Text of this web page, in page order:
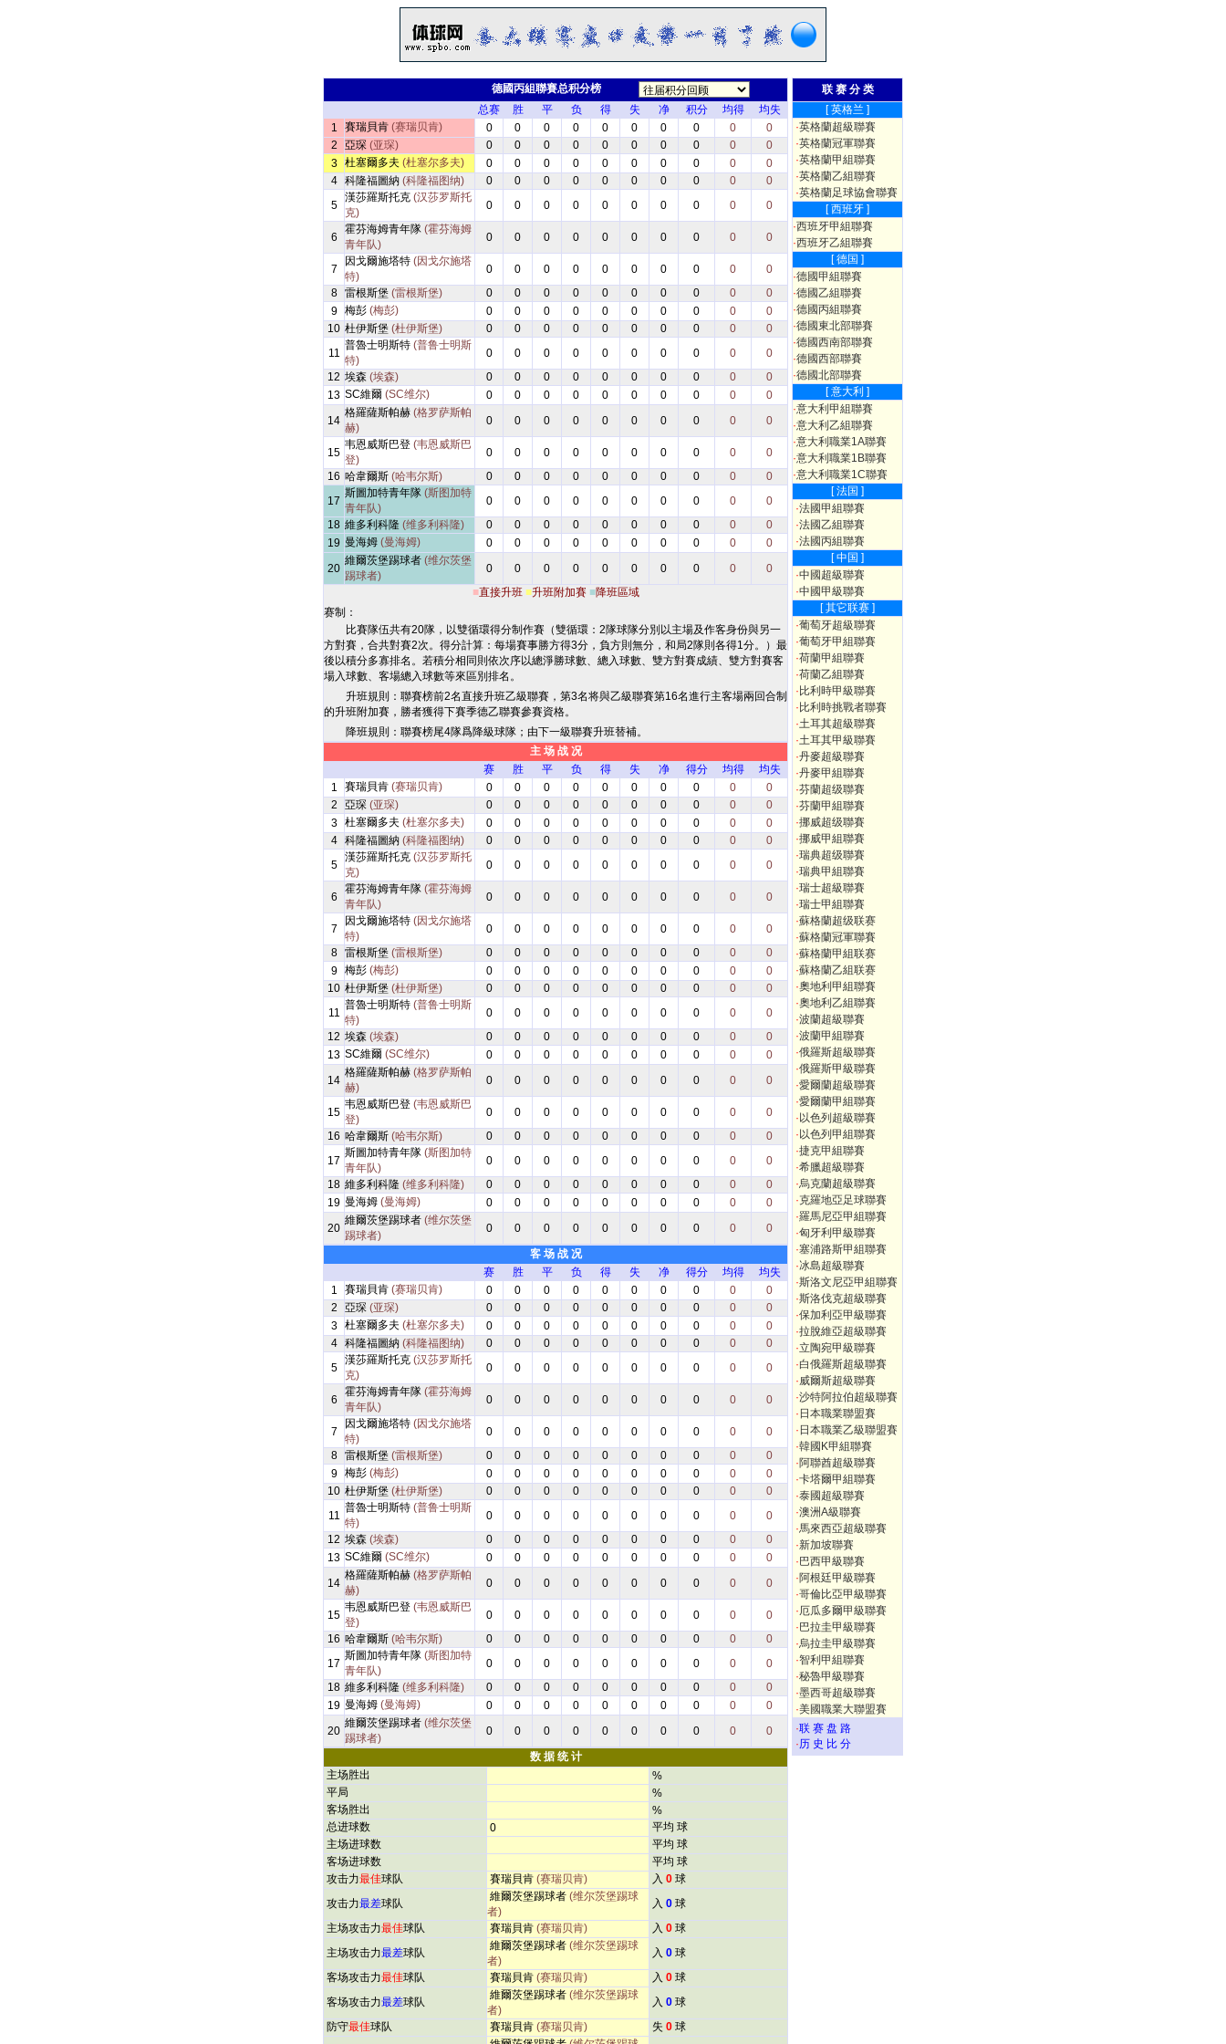
德國丙組聯賽总积分榜
总赛
胜 平 负 得 失 净 积分 均得
均失
1
賽瑞貝肯 (赛瑞贝肯) 0 0 0 0 0 0 0 0 0
0
2
亞琛 (亚琛) 0 0 0 0 0 0 0 0 0
0
3
杜塞爾多夫 (杜塞尔多夫) 0 0 0 0 0 0 0 0 0
0
4
科隆福圖納 (科隆福图纳) 0 0 0 0 0 0 0 0 0
0
5
漢莎羅斯托克 (汉莎罗斯托
克)
0 0 0 0 0 0 0 0 0 0
6
霍芬海姆青年隊 (霍芬海姆
青年队)
0 0 0 0 0 0 0 0 0 0
7
因戈爾施塔特 (因戈尔施塔
特)
0 0 0 0 0 0 0 0 0
0
8
雷根斯堡 (雷根斯堡) 0 0 0 0 0 0 0 0 0
0
9
梅彭 (梅彭) 0 0 0 0 0 0 0 0 0
0
10 杜伊斯堡 (杜伊斯堡) 0 0 0 0 0 0 0 0 0
0
11
普魯士明斯特 (普鲁士明斯
特)
0 0 0 0 0 0 0 0 0
0
12 埃森 (埃森) 0 0 0 0 0 0 0 0 0
0
13 SC維爾 (SC维尔) 0 0 0 0 0 0 0 0 0
0
14
格羅薩斯帕赫 (格罗萨斯帕
赫)
0 0 0 0 0 0 0 0 0 0
15
韦恩威斯巴登 (韦恩威斯巴
登)
0 0 0 0 0 0 0 0 0
0
16 哈韋爾斯 (哈韦尔斯) 0 0 0 0 0 0 0 0 0
0
17
斯圖加特青年隊 (斯图加特
青年队)
0 0 0 0 0 0 0 0 0
0
18 維多利科隆 (维多利科隆) 0 0 0 0 0 0 0 0 0
0
19 曼海姆 (曼海姆) 0 0 0 0 0 0 0 0 0
0
20
維爾茨堡踢球者 (维尔茨堡
踢球者)
0 0 0 0 0 0 0 0 0
0
■直接升班 ■升班附加賽 ■降班區域
赛制：
比賽隊伍共有20隊，以雙循環得分制作賽（雙循環：2隊球隊分別以主場及作客身份與另一
方對賽，合共對賽2次。得分計算：每場賽事勝方得3分，負方則無分，和局2隊則各得1分。）最
後以積分多寡排名。若積分相同則依次序以總淨勝球數、總入球數、雙方對賽成績、雙方對賽客
場入球數、客場總入球數等來區別排名。
升班規則：聯賽榜前2名直接升班乙級聯賽，第3名将與乙級聯賽第16名進行主客場兩回合制
的升班附加賽，勝者獲得下賽季德乙聯賽參賽資格。
降班規則：聯賽榜尾4隊爲降級球隊；由下一級聯賽升班替補。
主 场 战 况
赛
胜 平 负 得 失 净 得分 均得
均失
1
賽瑞貝肯 (赛瑞贝肯) 0 0 0 0 0 0 0 0 0
0
2
亞琛 (亚琛) 0 0 0 0 0 0 0 0 0
0
3
杜塞爾多夫 (杜塞尔多夫) 0 0 0 0 0 0 0 0 0
0
4
科隆福圖納 (科隆福图纳) 0 0 0 0 0 0 0 0 0
0
5
漢莎羅斯托克 (汉莎罗斯托
克)
0 0 0 0 0 0 0 0 0 0
6
霍芬海姆青年隊 (霍芬海姆
青年队)
0 0 0 0 0 0 0 0 0 0
7
因戈爾施塔特 (因戈尔施塔
特)
0 0 0 0 0 0 0 0 0
0
8
雷根斯堡 (雷根斯堡) 0 0 0 0 0 0 0 0 0
0
9
梅彭 (梅彭) 0 0 0 0 0 0 0 0 0
0
10 杜伊斯堡 (杜伊斯堡) 0 0 0 0 0 0 0 0 0
0
11
普魯士明斯特 (普鲁士明斯
特)
0 0 0 0 0 0 0 0 0
0
12 埃森 (埃森) 0 0 0 0 0 0 0 0 0
0
13 SC維爾 (SC维尔) 0 0 0 0 0 0 0 0 0
0
14
格羅薩斯帕赫 (格罗萨斯帕
赫)
0 0 0 0 0 0 0 0 0 0
15
韦恩威斯巴登 (韦恩威斯巴
登)
0 0 0 0 0 0 0 0 0
0
16 哈韋爾斯 (哈韦尔斯) 0 0 0 0 0 0 0 0 0
0
17
斯圖加特青年隊 (斯图加特
青年队)
0 0 0 0 0 0 0 0 0
0
18 維多利科隆 (维多利科隆) 0 0 0 0 0 0 0 0 0
0
19 曼海姆 (曼海姆) 0 0 0 0 0 0 0 0 0
0
20
維爾茨堡踢球者 (维尔茨堡
踢球者)
0 0 0 0 0 0 0 0 0
0
客 场 战 况
赛
胜 平 负 得 失 净 得分 均得
均失
1
賽瑞貝肯 (赛瑞贝肯) 0 0 0 0 0 0 0 0 0
0
2
亞琛 (亚琛) 0 0 0 0 0 0 0 0 0
0
3
杜塞爾多夫 (杜塞尔多夫) 0 0 0 0 0 0 0 0 0
0
4
科隆福圖納 (科隆福图纳) 0 0 0 0 0 0 0 0 0
0
5
漢莎羅斯托克 (汉莎罗斯托
克)
0 0 0 0 0 0 0 0 0 0
6
霍芬海姆青年隊 (霍芬海姆
青年队)
0 0 0 0 0 0 0 0 0 0
7
因戈爾施塔特 (因戈尔施塔
特)
0 0 0 0 0 0 0 0 0
0
8
雷根斯堡 (雷根斯堡) 0 0 0 0 0 0 0 0 0
0
9
梅彭 (梅彭) 0 0 0 0 0 0 0 0 0
0
10 杜伊斯堡 (杜伊斯堡) 0 0 0 0 0 0 0 0 0
0
11
普魯士明斯特 (普鲁士明斯
特)
0 0 0 0 0 0 0 0 0
0
12 埃森 (埃森) 0 0 0 0 0 0 0 0 0
0
13 SC維爾 (SC维尔) 0 0 0 0 0 0 0 0 0
0
14
格羅薩斯帕赫 (格罗萨斯帕
赫)
0 0 0 0 0 0 0 0 0 0
15
韦恩威斯巴登 (韦恩威斯巴
登)
0 0 0 0 0 0 0 0 0
0
16 哈韋爾斯 (哈韦尔斯) 0 0 0 0 0 0 0 0 0
0
17
斯圖加特青年隊 (斯图加特
青年队)
0 0 0 0 0 0 0 0 0
0
18 維多利科隆 (维多利科隆) 0 0 0 0 0 0 0 0 0
0
19 曼海姆 (曼海姆) 0 0 0 0 0 0 0 0 0
0
20
維爾茨堡踢球者 (维尔茨堡
踢球者)
0 0 0 0 0 0 0 0 0
0
数 据 统 计
主场胜出
%
平局
%
客场胜出
%
总进球数
0
平均 球
主场进球数
平均 球
客场进球数
平均 球
攻击力最佳球队 賽瑞貝肯 (赛瑞贝肯) 入 0 球
攻击力最差球队
維爾茨堡踢球者 (维尔茨堡踢球
者)
入 0 球
主场攻击力最佳球队 賽瑞貝肯 (赛瑞贝肯) 入 0 球
主场攻击力最差球队
維爾茨堡踢球者 (维尔茨堡踢球
者)
入 0 球
客场攻击力最佳球队 賽瑞貝肯 (赛瑞贝肯) 入 0 球
客场攻击力最差球队
維爾茨堡踢球者 (维尔茨堡踢球
者)
入 0 球
防守最佳球队 賽瑞貝肯 (赛瑞贝肯) 失 0 球
联 赛 分 类
[ 英格兰 ]
·英格蘭超級聯賽
·英格蘭冠軍聯賽
·英格蘭甲組聯賽
·英格蘭乙組聯賽
·英格蘭足球協會聯賽
[ 西班牙 ]
·西班牙甲組聯賽
·西班牙乙組聯賽
[ 德国 ]
·德國甲組聯賽
·德國乙組聯賽
·德國丙組聯賽
·德國東北部聯賽
·德國西南部聯賽
·德國西部聯賽
·德國北部聯賽
[ 意大利 ]
·意大利甲組聯賽
·意大利乙組聯賽
·意大利職業1A聯賽
·意大利職業1B聯賽
·意大利職業1C聯賽
[ 法国 ]
·法國甲組聯賽
·法國乙組聯賽
·法國丙組聯賽
[ 中国 ]
·中國超級聯賽
·中國甲級聯賽
[ 其它联赛 ]
·葡萄牙超級聯賽
·葡萄牙甲組聯賽
·荷蘭甲組聯賽
·荷蘭乙組聯賽
· 比利時甲級聯賽
· 比利時挑戰者聯賽
·土耳其超級聯賽
·土耳其甲級聯賽
·丹麥超級聯賽
·丹麥甲組聯賽
·芬蘭超级聯賽
·芬蘭甲組聯賽
·挪威超级聯賽
·挪威甲組聯賽
·瑞典超级聯賽
·瑞典甲組聯賽
·瑞士超級聯賽
·瑞士甲組聯賽
·蘇格蘭超级联赛
·蘇格蘭冠軍聯賽
·蘇格蘭甲組联赛
·蘇格蘭乙組联赛
·奧地利甲組聯賽
·奧地利乙組聯賽
·波蘭超級聯賽
·波蘭甲組聯賽
·俄羅斯超級聯賽
·俄羅斯甲級聯賽
·愛爾蘭超級聯賽
·愛爾蘭甲組聯賽
· 以色列超級聯賽
· 以色列甲組聯賽
·捷克甲組聯賽
·希臘超級聯賽
·烏克蘭超級聯賽
·克羅地亞足球聯賽
·羅馬尼亞甲組聯賽
·匈牙利甲級聯賽
·塞浦路斯甲組聯賽
·冰島超級聯賽
·斯洛文尼亞甲組聯賽
·斯洛伐克超級聯賽
·保加利亞甲級聯賽
·拉脫維亞超級聯賽
·立陶宛甲級聯賽
·白俄羅斯超級聯賽
·威爾斯超級聯賽
·沙特阿拉伯超級聯賽
· 日本職業聯盟賽
· 日本職業乙級聯盟賽
·韓國K甲組聯賽
·阿聯酋超級聯賽
·卡塔爾甲組聯賽
·泰國超級聯賽
·澳洲A級聯賽
·馬來西亞超級聯賽
·新加坡聯賽
· 巴西甲級聯賽
·阿根廷甲級聯賽
·哥倫比亞甲級聯賽
·厄瓜多爾甲級聯賽
· 巴拉圭甲級聯賽
·烏拉圭甲級聯賽
·智利甲組聯賽
·秘魯甲級聯賽
·墨西哥超級聯賽
·美國職業大聯盟賽
·联 赛 盘 路
·历 史 比 分